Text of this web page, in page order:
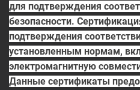
для подтверждения
безопасности.
подтверждения
установленным нормам,
электромагнитную
Данные сертификаты